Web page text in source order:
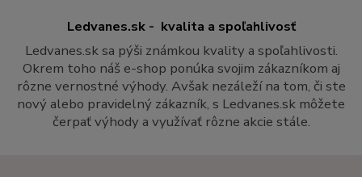
Ledvanes.sk - kvalita a spoľahlivosť
Ledvanes.sk sa pýši známkou kvality a spoľahlivosti.
Okrem toho náš e-shop ponúka svojim zákazníkom aj
rôzne vernostné výhody. Avšak nezáleží na tom, či ste
nový alebo pravidelný zákazník, s Ledvanes.sk môžete
čerpať výhody a využívať rôzne akcie stále.